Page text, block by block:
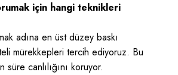
için hangi teknikleri
adına en üst düzey baskı
mürekkepleri tercih ediyoruz. Bu
süre canlılığını koruyor.